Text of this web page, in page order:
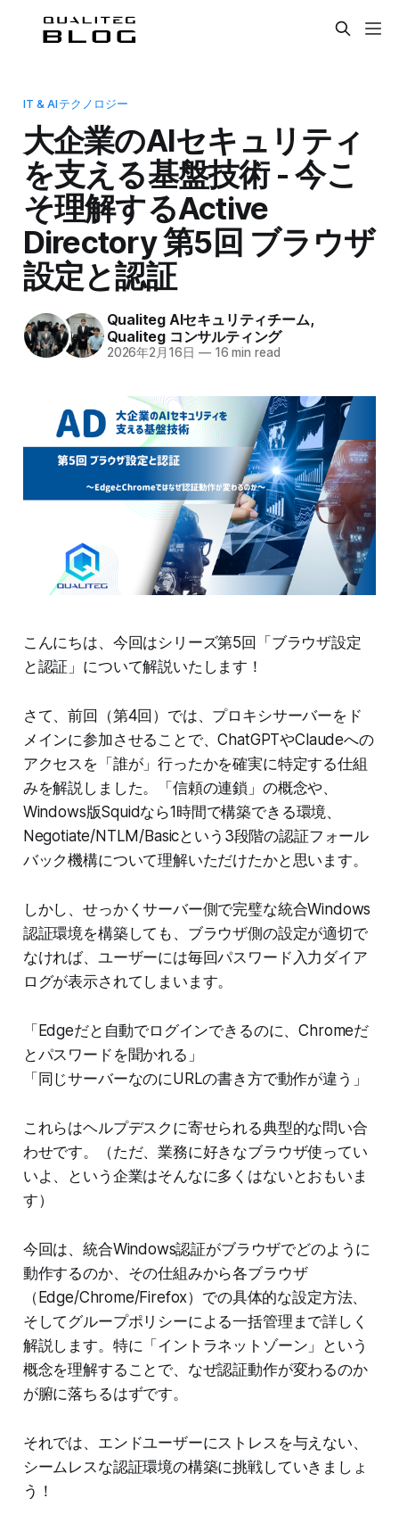
IT & AIテクノロジー
大企業のAIセキュリティ
を支える基盤技術 - 今こ
そ理解するActive
Directory 第5回 ブラウザ
設定と認証
Qualiteg AIセキュリティチーム,
Qualiteg コンサルティング
2026年2月16日 —16 min read
こんにちは、今回はシリーズ第5回「ブラウザ設定
と認証」について解説いたします！
さて、前回（第4回）では、プロキシサーバーをド
メインに参加させることで、ChatGPTやClaudeへの
アクセスを「誰が」行ったかを確実に特定する仕組
みを解説しました。「信頼の連鎖」の概念や、
Windows版Squidなら1時間で構築できる環境、
Negotiate/NTLM/Basicという3段階の認証フォール
バック機構について理解いただけたかと思います。
しかし、せっかくサーバー側で完璧な統合Windows
認証環境を構築しても、ブラウザ側の設定が適切で
なければ、ユーザーには毎回パスワード入力ダイア
ログが表示されてしまいます。
「Edgeだと自動でログインできるのに、Chromeだ
とパスワードを聞かれる」
「同じサーバーなのにURLの書き方で動作が違う」
これらはヘルプデスクに寄せられる典型的な問い合
わせです。（ただ、業務に好きなブラウザ使ってい
いよ、という企業はそんなに多くはないとおもいま
す）
今回は、統合Windows認証がブラウザでどのように
動作するのか、その仕組みから各ブラウザ
（Edge/Chrome/Firefox）での具体的な設定方法、
そしてグループポリシーによる一括管理まで詳しく
解説します。特に「イントラネットゾーン」という
概念を理解することで、なぜ認証動作が変わるのか
が腑に落ちるはずです。
それでは、エンドユーザーにストレスを与えない、
シームレスな認証環境の構築に挑戦していきましょ
う！